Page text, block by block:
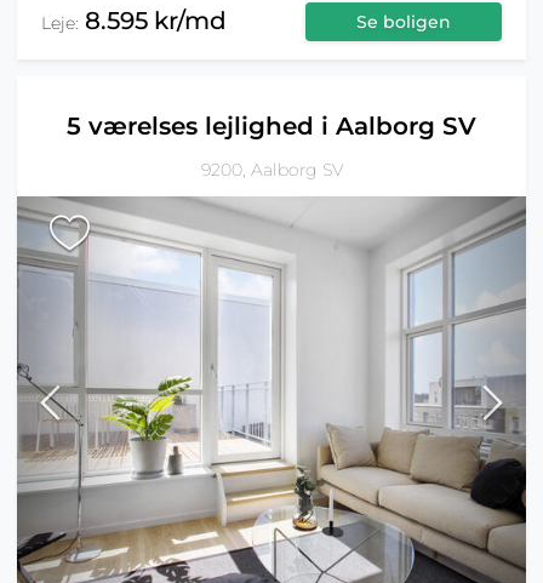
Leje: 8.595 kr/md Se boligen
5 værelses lejlighed i Aalborg SV
9200, Aalborg SV